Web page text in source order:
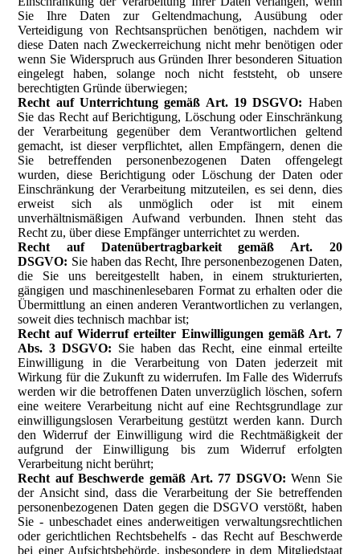
Sie Ihre Daten zur Geltendmachung, Ausübung oder
Verteidigung von Rechtsansprüchen benötigen, nachdem wir
diese Daten nach Zweckerreichung nicht mehr benötigen oder
wenn Sie Widerspruch aus Gründen Ihrer besonderen Situation
eingelegt haben, solange noch nicht feststeht, ob unsere
berechtigten Gründe überwiegen;
Recht auf Unterrichtung gemäß Art. 19 DSGVO: Haben
Sie das Recht auf Berichtigung, Löschung oder Einschränkung
der Verarbeitung gegenüber dem Verantwortlichen geltend
gemacht, ist dieser verpflichtet, allen Empfängern, denen die
Sie betreffenden personenbezogenen Daten offengelegt
wurden, diese Berichtigung oder Löschung der Daten oder
Einschränkung der Verarbeitung mitzuteilen, es sei denn, dies
erweist sich als unmöglich oder ist mit einem
unverhältnismäßigen Aufwand verbunden. Ihnen steht das
Recht zu, über diese Empfänger unterrichtet zu werden.
Recht auf Datenübertragbarkeit gemäß Art. 20
DSGVO: Sie haben das Recht, Ihre personenbezogenen Daten,
die Sie uns bereitgestellt haben, in einem strukturierten,
gängigen und maschinenlesebaren Format zu erhalten oder die
Übermittlung an einen anderen Verantwortlichen zu verlangen,
soweit dies technisch machbar ist;
Recht auf Widerruf erteilter Einwilligungen gemäß Art. 7
Abs. 3 DSGVO: Sie haben das Recht, eine einmal erteilte
Einwilligung in die Verarbeitung von Daten jederzeit mit
Wirkung für die Zukunft zu widerrufen. Im Falle des Widerrufs
werden wir die betroffenen Daten unverzüglich löschen, sofern
eine weitere Verarbeitung nicht auf eine Rechtsgrundlage zur
einwilligungslosen Verarbeitung gestützt werden kann. Durch
den Widerruf der Einwilligung wird die Rechtmäßigkeit der
aufgrund der Einwilligung bis zum Widerruf erfolgten
Verarbeitung nicht berührt;
Recht auf Beschwerde gemäß Art. 77 DSGVO: Wenn Sie
der Ansicht sind, dass die Verarbeitung der Sie betreffenden
personenbezogenen Daten gegen die DSGVO verstößt, haben
Sie - unbeschadet eines anderweitigen verwaltungsrechtlichen
oder gerichtlichen Rechtsbehelfs - das Recht auf Beschwerde
bei einer Aufsichtsbehörde, insbesondere in dem Mitgliedstaat